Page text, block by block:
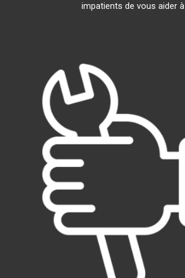
impatients de vous aider à